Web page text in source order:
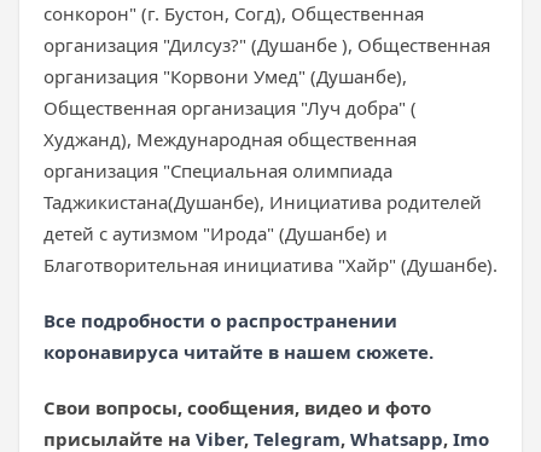
сонкорон" (г. Бустон, Согд), Общественная
организация "Дилсуз?" (Душанбе ), Общественная
организация "Корвони Умед" (Душанбе),
Общественная организация "Луч добра" (
Худжанд), Международная общественная
организация "Специальная олимпиада
Таджикистана(Душанбе), Инициатива родителей
детей с аутизмом "Ирода" (Душанбе) и
Благотворительная инициатива "Хайр" (Душанбе).
Все подробности о распространении
коронавируса читайте в нашем сюжете.
Свои вопросы, сообщения, видео и фото
присылайте на Viber, Telegram, Whatsapp, Imo